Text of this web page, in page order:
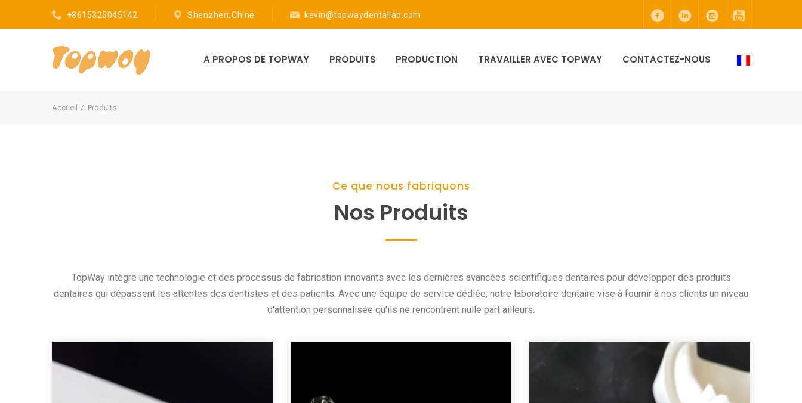
+8615325045142 Shenzhen, Chine kevin@topwaydentallab.com
A PROPOS DE TOPWAY PRODUITS PRODUCTION TRAVAILLER AVEC TOPWAY CONTACTEZ-NOUS
Accueil Produits
Ce que nous fabriquons
Nos Produits
TopWay intègre une technologie et des processus de fabrication innovants avec les dernières avancées scientifiques dentaires pour développer des produits
dentaires qui dépassent les attentes des dentistes et des patients. Avec une équipe de service dédiée, notre laboratoire dentaire vise à fournir à nos clients un niveau
d'attention personnalisée qu'ils ne rencontrent nulle part ailleurs.